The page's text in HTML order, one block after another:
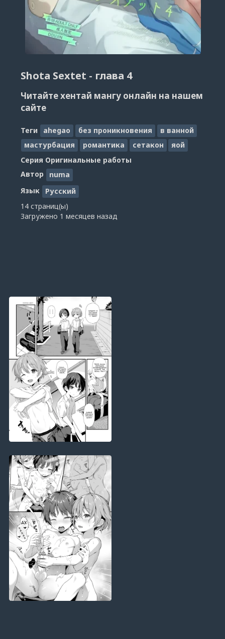
Shota Sextet - глава 4
Читайте хентай мангу онлайн на нашем
сайте
Теги ahegao без проникновения
в ванной
мастурбация
романтика сетакон
яой
Серия Оригинальные работы
Автор
numa
Язык
Русский
14 страниц(ы)
Загружено 1 месяцев назад